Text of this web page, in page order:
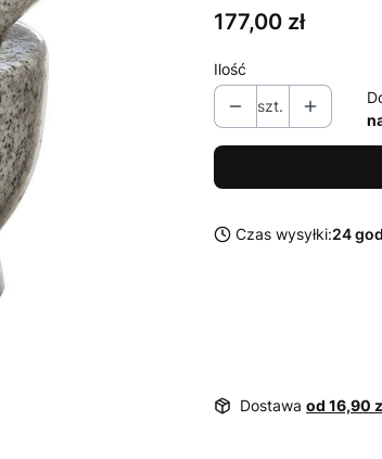
Cena
177,00 zł
Ilość
szt.
Czas wysyłki:24
Dostawa od 16,90